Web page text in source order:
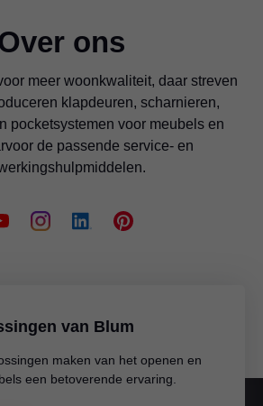
ons
meer woonkwaliteit, daar streven
klapdeuren, scharnieren,
pocketsystemen voor meubels en
de passende service- en
van Blum
maken van het openen en
een betoverende ervaring.